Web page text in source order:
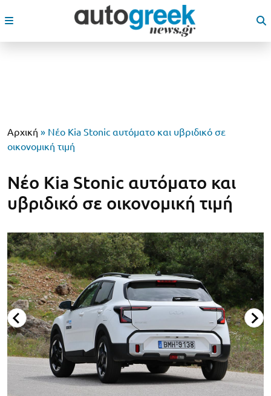
Αρχική » Νέο Kia Stonic αυτόματο και υβριδικό σε
οικονομική τιμή
Νέο Kia Stonic αυτόματο και
υβριδικό σε οικονομική τιμή